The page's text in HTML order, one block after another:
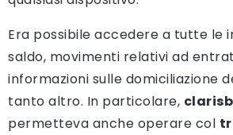
Era possibile accedere a tutte le
saldo, movimenti relativi ad
informazioni sulle domiciliazione
tanto altro. In particolare,
permetteva anche operare col